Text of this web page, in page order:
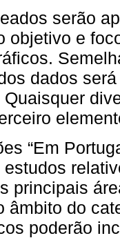
serão
objetivo e
dados
“Em
principais
âmbito do
poderão